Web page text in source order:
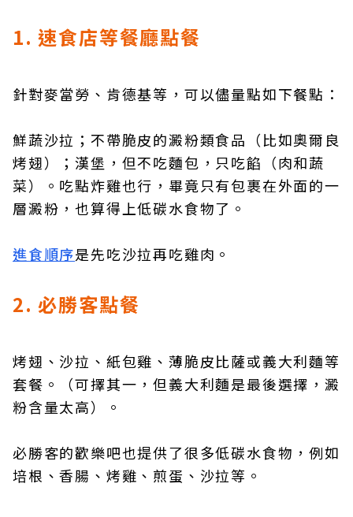
1. 速食店等餐廳點餐
針對麥當勞、肯德基等，可以儘量點如下餐點：
鮮蔬沙拉；不帶脆皮的澱粉類食品（比如奧爾良
烤翅）；漢堡，但不吃麵包，只吃餡（肉和蔬
菜）。吃點炸雞也行，畢竟只有包裹在外面的一
層澱粉，也算得上低碳水食物了。
進食順序是先吃沙拉再吃雞肉。
2. 必勝客點餐
烤翅、沙拉、紙包雞、薄脆皮比薩或義大利麵等
套餐。（可擇其一，但義大利麵是最後選擇，澱
粉含量太高）。
必勝客的歡樂吧也提供了很多低碳水食物，例如
培根、香腸、烤雞、煎蛋、沙拉等。